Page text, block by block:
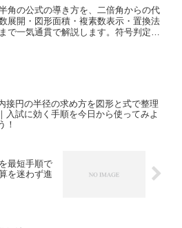
角の公式の導き方を、二倍角からの代
展開・図形面積・複素数表示・置換法
まで一気通貫で解説します。符号判定や
接円の半径の求め方を図形と式で整理
｜入試に効く手順を今日から使ってみよ
！
最短手順で
を迷わず進